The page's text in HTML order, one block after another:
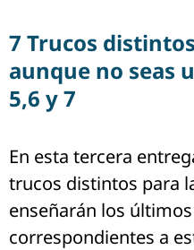
7 Trucos
aunque no seas
5,6 y 7
En esta tercera
trucos distintos para
enseñarán los
correspondientes a